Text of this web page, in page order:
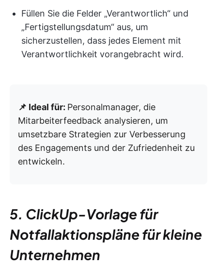
Füllen Sie die Felder „Verantwortlich“ und
„Fertigstellungsdatum“ aus, um
sicherzustellen, dass jedes Element mit
Verantwortlichkeit vorangebracht wird.
📌 Ideal für: Personalmanager, die
Mitarbeiterfeedback analysieren, um
umsetzbare Strategien zur Verbesserung
des Engagements und der Zufriedenheit zu
entwickeln.
5. ClickUp-Vorlage für
Notfallaktionspläne für kleine
Unternehmen